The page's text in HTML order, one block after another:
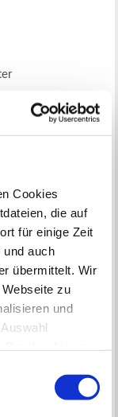
Cookies
die auf
für einige Zeit
und auch
übermittelt. Wir
zu
und
die Gefahr,
Ö P